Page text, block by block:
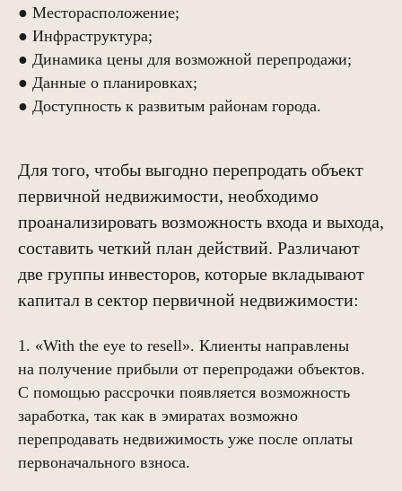
● Месторасположение;
● Инфраструктура;
● Динамика цены для возможной перепродажи;
● Данные о планировках;
● Доступность к развитым районам города.
Для того, чтобы выгодно перепродать объект
первичной недвижимости, необходимо
проанализировать возможность входа и выхода,
составить четкий план действий. Различают
две группы инвесторов, которые вкладывают
капитал в сектор первичной недвижимости:
1. «With the eye to resell». Клиенты направлены
на получение прибыли от перепродажи объектов.
С помощью рассрочки появляется возможность
заработка, так как в эмиратах возможно
перепродавать недвижимость уже после оплаты
первоначального взноса.